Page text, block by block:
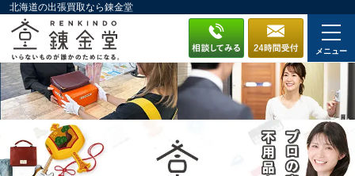
北海道の出張買取なら錬金堂
メニュー